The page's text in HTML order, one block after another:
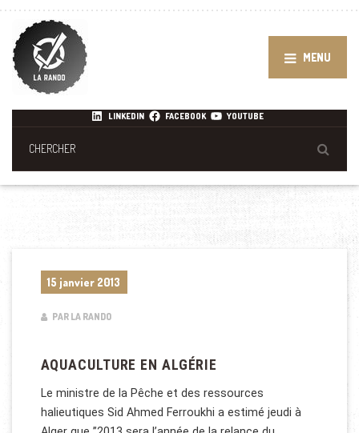
MENU
LINKEDIN FACEBOOK YOUTUBE
15 janvier 2013
PAR LA RANDO
AQUACULTURE EN ALGÉRIE
Le ministre de la Pêche et des ressources
halieutiques Sid Ahmed Ferroukhi a estimé jeudi à